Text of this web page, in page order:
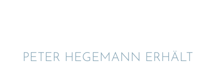
PETER HEGEMANN ERHÄLT